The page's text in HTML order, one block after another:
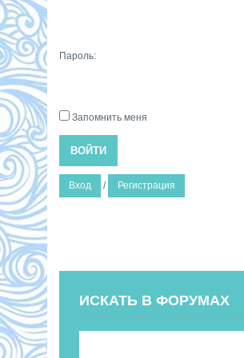
Пароль:
Запомнить меня
ВОЙТИ
Вход / Регистрация
ИСКАТЬ В ФОРУМАХ